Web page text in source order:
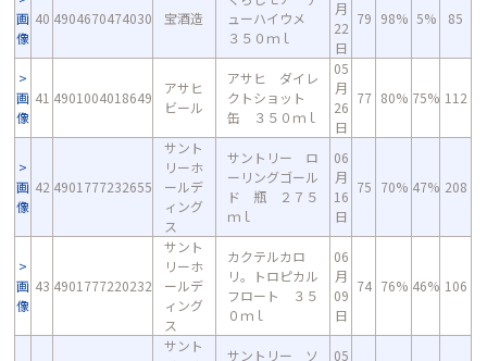
画
像
40 4904670474030 宝酒造
ューハイウメ
３５０ｍｌ
月
22
日
79 98% 5% 85
画
像
41 4901004018649
アサヒ
ビール
アサヒ ダイレ
クトショット
缶 ３５０ｍｌ
05
月
26
日
77 80% 75% 112
画
像
42 4901777232655
サント
リーホ
ールデ
ィング
ス
サントリー ロ
ーリングゴール
ド 瓶 ２７５
ｍｌ
06
月
16
日
75 70% 47% 208
画
像
43 4901777220232
サント
リーホ
ールデ
ィング
ス
カクテルカロ
リ。トロピカル
フロート ３５
０ｍｌ
06
月
09
日
74 76% 46% 106
サント
サントリー ソ
05